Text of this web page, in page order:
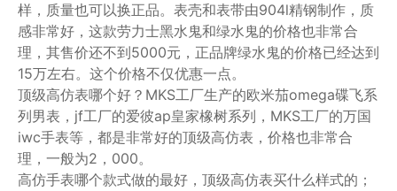
样，质量也可以换正品。表壳和表带由904l精钢制作，质
感非常好，这款劳力士黑水鬼和绿水鬼的价格也非常合
理，其售价还不到5000元，正品牌绿水鬼的价格已经达到
15万左右。这个价格不仅优惠一点。
顶级高仿表哪个好？MKS工厂生产的欧米茄omega碟飞系
列男表，jf工厂的爱彼ap皇家橡树系列，MKS工厂的万国
iwc手表等，都是非常好的顶级高仿表，价格也非常合
理，一般为2，000。
高仿手表哪个款式做的最好，顶级高仿表买什么样式的；